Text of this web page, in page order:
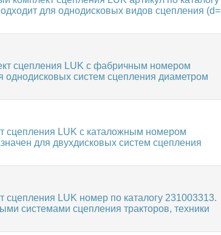
для однодисковых видов сцепления (d=
сцепления LUK с фабричным номером
однодисковых систем сцепления диаметром
сцепления LUK с каталожным номером
для двухдисковых систем сцепления
LUK номер по каталогу 231003313.
системами сцепления тракторов, техники